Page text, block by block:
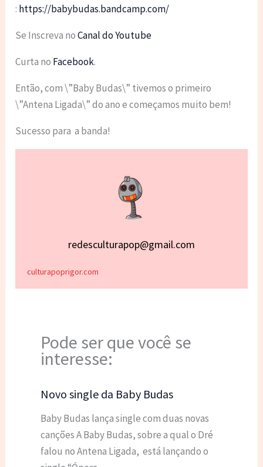
: https://babybudas.bandcamp.com/
Se Inscreva noCanal do Youtube
Curta no Facebook.
Então, com \”Baby Budas\” tivemos o primeiro
\”Antena Ligada\” do ano e começamos muito bem!
Sucesso para a banda!
redesculturapop@gmail.com
culturapoprigor.com
Pode ser que você se
interesse:
Novo single da Baby Budas
Baby Budas lança single com duas novas
canções A Baby Budas, sobre a qual o Dré
falou no Antena Ligada, está lançando o